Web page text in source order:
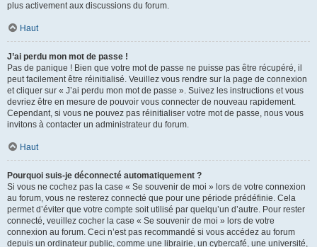
plus activement aux discussions du forum.
Haut
J’ai perdu mon mot de passe !
Pas de panique ! Bien que votre mot de passe ne puisse pas être récupéré, il
peut facilement être réinitialisé. Veuillez vous rendre sur la page de connexion
et cliquer sur « J’ai perdu mon mot de passe ». Suivez les instructions et vous
devriez être en mesure de pouvoir vous connecter de nouveau rapidement.
Cependant, si vous ne pouvez pas réinitialiser votre mot de passe, nous vous
invitons à contacter un administrateur du forum.
Haut
Pourquoi suis-je déconnecté automatiquement ?
Si vous ne cochez pas la case « Se souvenir de moi » lors de votre connexion
au forum, vous ne resterez connecté que pour une période prédéfinie. Cela
permet d’éviter que votre compte soit utilisé par quelqu’un d’autre. Pour rester
connecté, veuillez cocher la case « Se souvenir de moi » lors de votre
connexion au forum. Ceci n’est pas recommandé si vous accédez au forum
depuis un ordinateur public, comme une librairie, un cybercafé, une université,